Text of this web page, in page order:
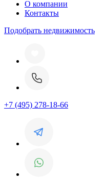
О компании
Контакты
Подобрать недвижимость
+7 (495) 278-18-66